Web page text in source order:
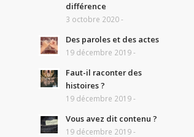
différence
3 octobre 2020 -
Des paroles et des actes
19 décembre 2019 -
Faut-il raconter des
histoires ?
19 décembre 2019 -
Vous avez dit contenu ?
19 décembre 2019 -